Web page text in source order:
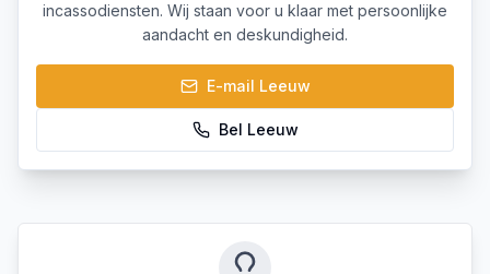
incassodiensten. Wij staan voor u klaar met persoonlijke
aandacht en deskundigheid.
E-mail Leeuw
Bel Leeuw